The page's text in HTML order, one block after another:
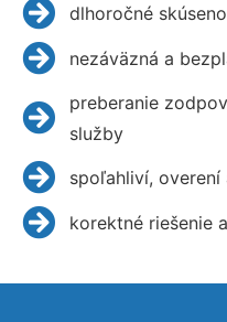
dlhoročné
nezáväzná a
preberanie
služby
spoľahliví,
korektné riešenie